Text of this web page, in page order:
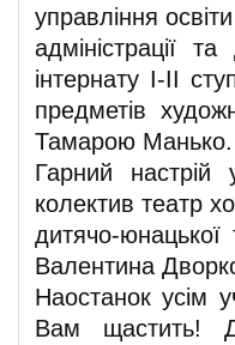
управління
адміністрації
інтернату І-ІІ
предметів
Тамарою Манько.
Гарний настрій
колектив театр
дитячо-юнацької
Валентина
Наостанок усім
Вам щастить!